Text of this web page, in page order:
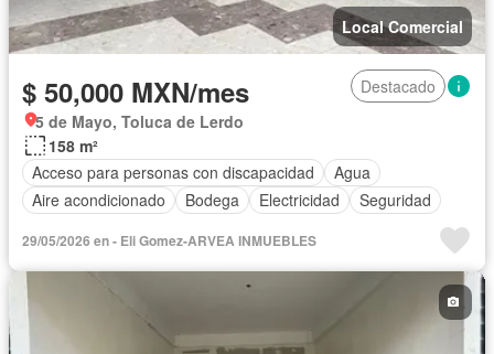
Local Comercial
$ 50,000 MXN/mes
Destacado
5 de Mayo, Toluca de Lerdo
158 m²
Acceso para personas con discapacidad
Agua
Aire acondicionado
Bodega Electricidad Seguridad
29/05/2026 en - Eli Gomez-ARVEA INMUEBLES